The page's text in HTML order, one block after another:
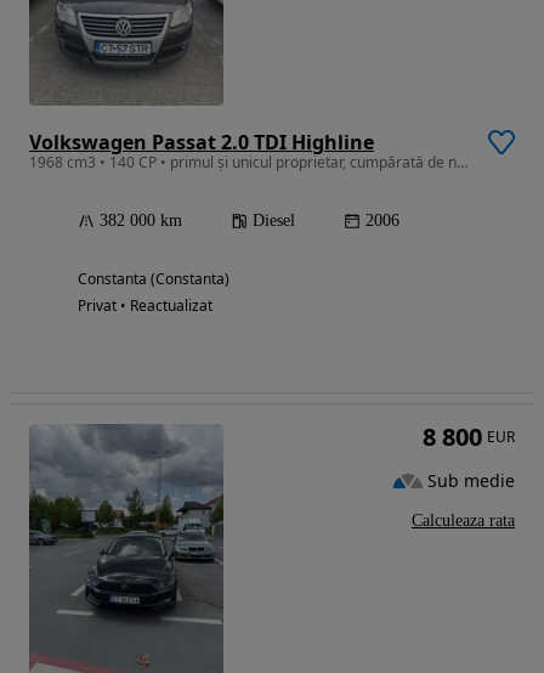
Volkswagen Passat 2.0 TDI Highline
1968 cm3 • 140 CP • primul şi unicul proprietar, cumpărată de nouă de la reprezentanţă
382 000 km Diesel 2006
Constanta (Constanta)
Privat • Reactualizat
8 800 EUR
Sub medie
Calculeaza rata